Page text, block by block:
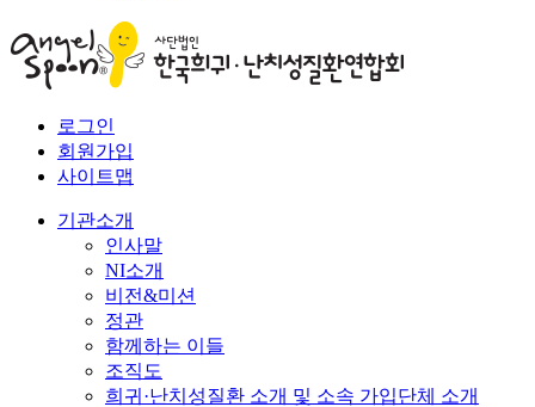
로그인
회원가입
사이트맵
기관소개
인사말
NI소개
비전&미션
정관
함께하는 이들
조직도
희귀·난치성질환 소개 및 소속 가입단체 소개